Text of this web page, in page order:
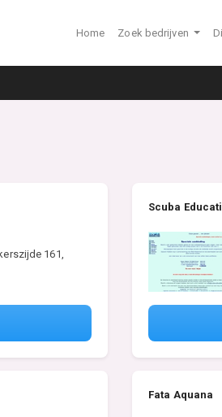
Home Zoek bedrijven
161,
Scuba
Fata Aquana